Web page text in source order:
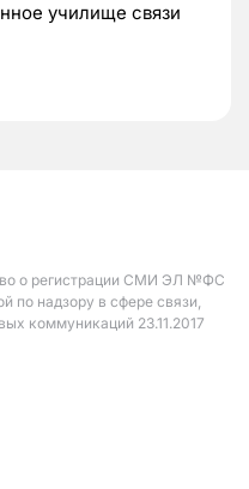
училище связи
о регистрации СМИ ЭЛ №ФС
по надзору в сфере связи,
коммуникаций 23.11.2017